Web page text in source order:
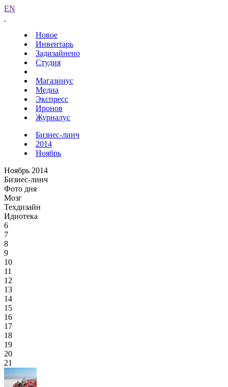
EN
Новое
Инвентарь
Задизайнено
Студия
Магазинус
Медиа
Экспресс
Иронов
Журналус
Бизнес-линч
2014
Ноябрь
Ноябрь 2014
Бизнес-линч
Фото дня
Мозг
Техдизайн
Идиотека
6
7
8
9
10
11
12
13
14
15
16
17
18
19
20
21